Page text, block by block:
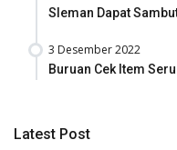
Sleman Dapat
3 Desember 2022
Buruan Cek Item
Latest Post